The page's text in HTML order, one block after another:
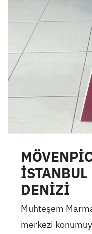
DENİZİ
Muhteşem
merkezi